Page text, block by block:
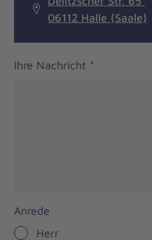
06112 Halle (Saale)
Ihre Nachricht *
Anrede
Herr